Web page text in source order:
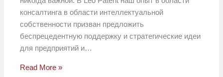
консалтинга в области интеллектуальной
собственности призван предложить
беспрецедентную поддержку и стратегические идеи
для предприятий и…
Read More »